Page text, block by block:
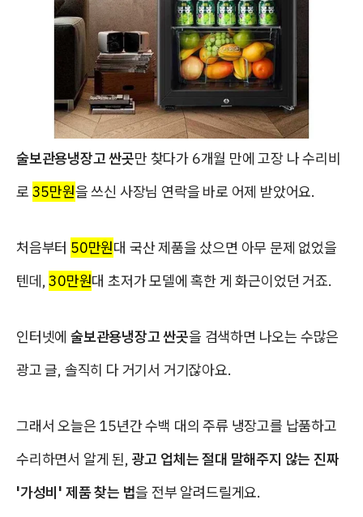
술보관용냉장고 싼곳만 찾다가 6개월 만에 고장 나 수리비
로 35만원을 쓰신 사장님 연락을 바로 어제 받았어요.
처음부터 50만원대 국산 제품을 샀으면 아무 문제 없었을
텐데,30만원대 초저가 모델에 혹한 게 화근이었던 거죠.
인터넷에 술보관용냉장고 싼곳을 검색하면 나오는 수많은
광고 글, 솔직히 다 거기서 거기잖아요.
그래서 오늘은 15년간 수백 대의 주류 냉장고를 납품하고
수리하면서 알게 된, 광고 업체는 절대 말해주지 않는 진짜
'가성비' 제품 찾는 법을 전부 알려드릴게요.